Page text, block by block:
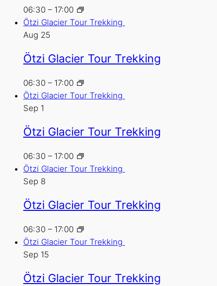
06:30 – 17:00
Ötzi Glacier Tour Trekking
Aug 25
Ötzi Glacier Tour Trekking
06:30 – 17:00
Ötzi Glacier Tour Trekking
Sep 1
Ötzi Glacier Tour Trekking
06:30 – 17:00
Ötzi Glacier Tour Trekking
Sep 8
Ötzi Glacier Tour Trekking
06:30 – 17:00
Ötzi Glacier Tour Trekking
Sep 15
Ötzi Glacier Tour Trekking